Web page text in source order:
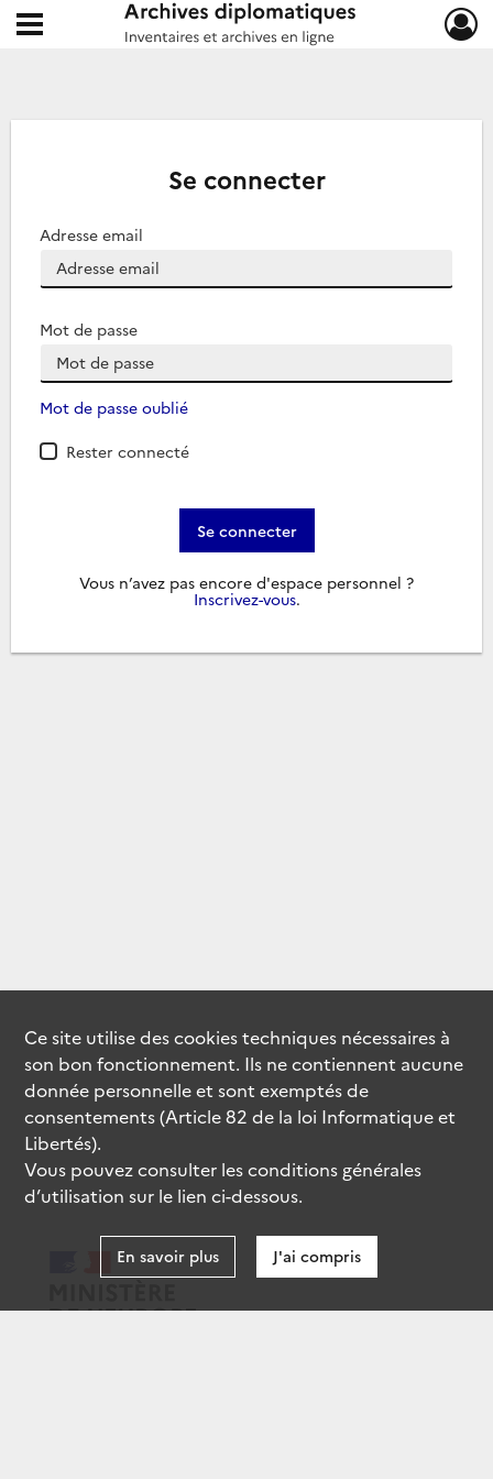
Archives diplomatiques
Ouvrir le menu déroulant
Se connecter
Adresse email
Mot de passe
Mot de passe oublié
Rester connecté
Se connecter
Vous n’avez pas encore d'espace personnel ?
Inscrivez-vous.
Ce site utilise descookiestechniques nécessaires à
son bon fonctionnement. Ils ne contiennent aucune
donnée personnelle et sont exemptés de
consentements (Article 82 de la loi Informatique et
Libertés).
Vous pouvez consulter les conditions générales
d’utilisation sur le lien ci-dessous.
En savoir plus J'ai compris